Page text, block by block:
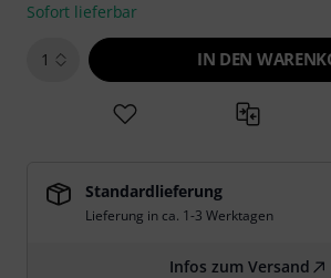
Sofort lieferbar
1 IN DEN
Standardlieferung
Lieferung in ca. 1-3 Werktagen
Infos zum Versand